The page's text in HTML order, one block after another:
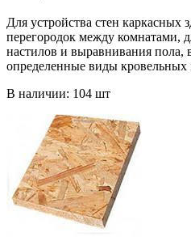
Для устройства стен каркасных
перегородок между комнатами,
настилов и выравнивания пола,
определенные виды кровельных
В наличии: 104 шт